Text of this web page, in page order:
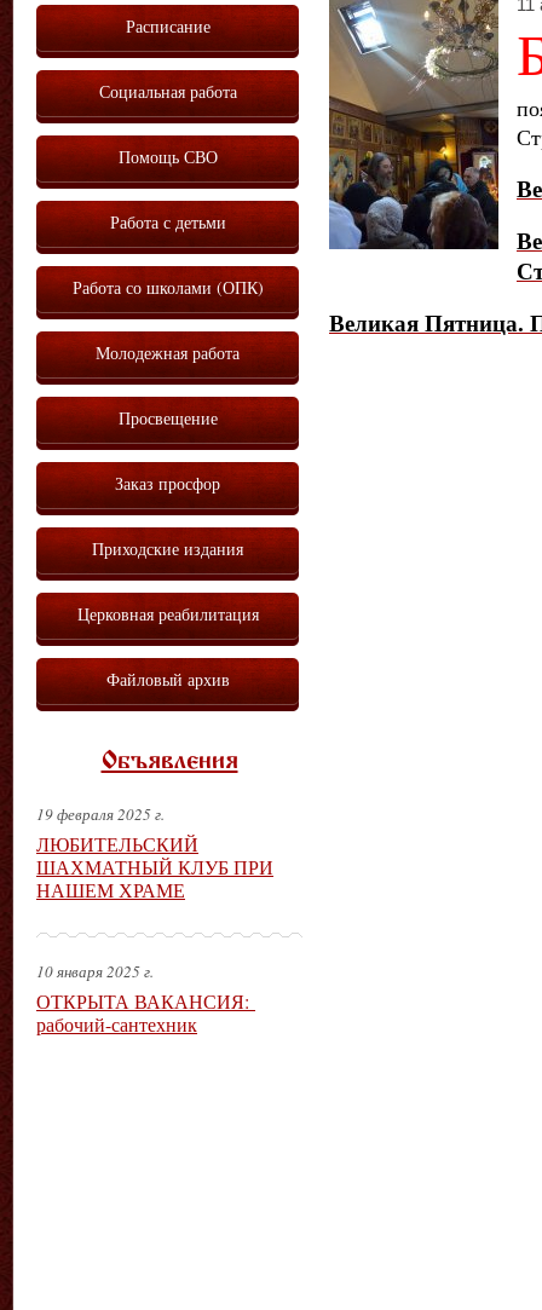
11
Великая Пятница.
Расписание
Социальная работа
Помощь СВО
Работа с детьми
Работа со школами (ОПК)
Молодежная работа
Просвещение
Заказ просфор
Приходские издания
Церковная реабилитация
Файловый архив
Объявления
19 февраля 2025 г.
ЛЮБИТЕЛЬСКИЙ
ШАХМАТНЫЙ КЛУБ ПРИ
НАШЕМ ХРАМЕ
10 января 2025 г.
ОТКРЫТА ВАКАНСИЯ:
рабочий-сантехник